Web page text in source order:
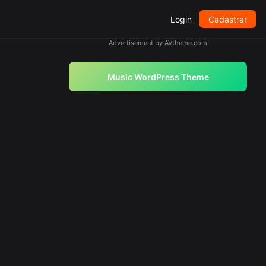
Login Cadastrar
Advertisement by AVtheme.com
Music WordPress Theme